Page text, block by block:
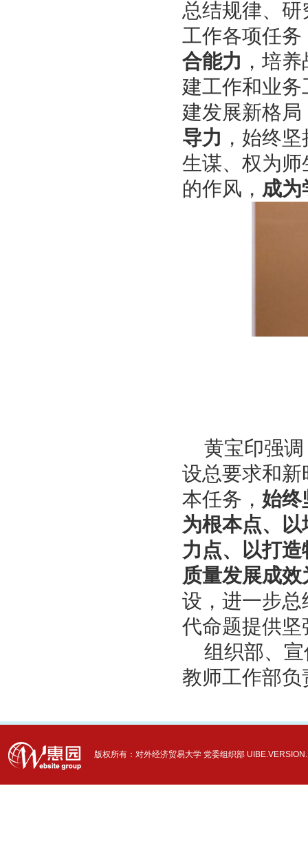
总结规律、
工作各项任务
合能力 ，培
建工作和业
建发展新格局
导力 ，始终
生谋、权为
的作风， 成为
黄宝印强
设总要求和
本任务， 始终
为根本点、
力点、以打
质量发展成
设，进一步
代命题提供
组织部、
教师工作部
版权所有：对外经济贸易大学 党委组织部